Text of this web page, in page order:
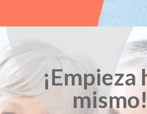
¡Empieza
mismo!